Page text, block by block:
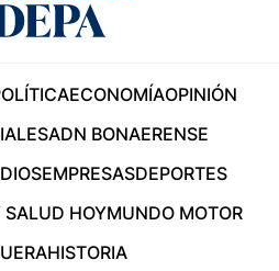
ECONOMÍAOPINIÓN
ADN BONAERENSE
EMPRESASDEPORTES
SALUD HOYMUNDO MOTOR
HISTORIA